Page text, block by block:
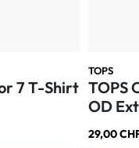
7 T-Shirt
TOPS
TOPS
OD
29,00